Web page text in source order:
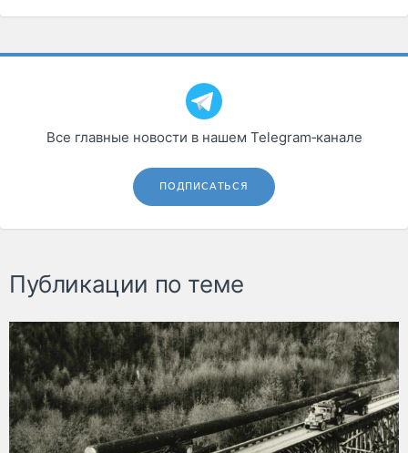
Все главные новости в нашем Telegram‑канале
ПОДПИСАТЬСЯ
Публикации по теме